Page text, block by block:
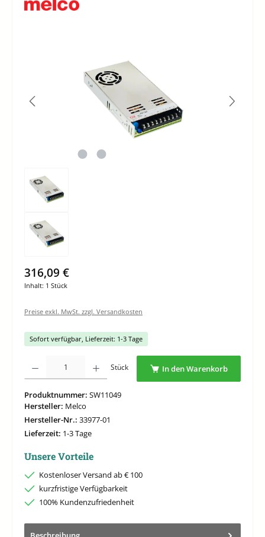
316,09 €
Inhalt: 1 Stück
Preise exkl. MwSt. zzgl. Versandkosten
Sofort verfügbar, Lieferzeit: 1-3 Tage
Stück In den Warenkorb
Produktnummer: SW11049
Hersteller: Melco
Hersteller-Nr.: 33977-01
Lieferzeit: 1-3 Tage
Unsere Vorteile
Kostenloser Versand ab € 100
kurzfristige Verfügbarkeit
100% Kundenzufriedenheit